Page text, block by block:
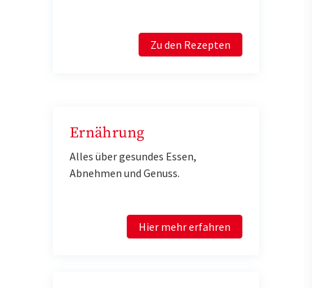
Zu den Rezepten
Ernährung
Alles über gesundes Essen,
Abnehmen und Genuss.
Hier mehr erfahren